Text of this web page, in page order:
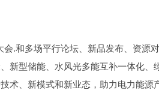
.和多场平行论坛、新品发布、资源
新型储能、水风光多能互补一体化、
术、新模式和新业态，助力电力能源